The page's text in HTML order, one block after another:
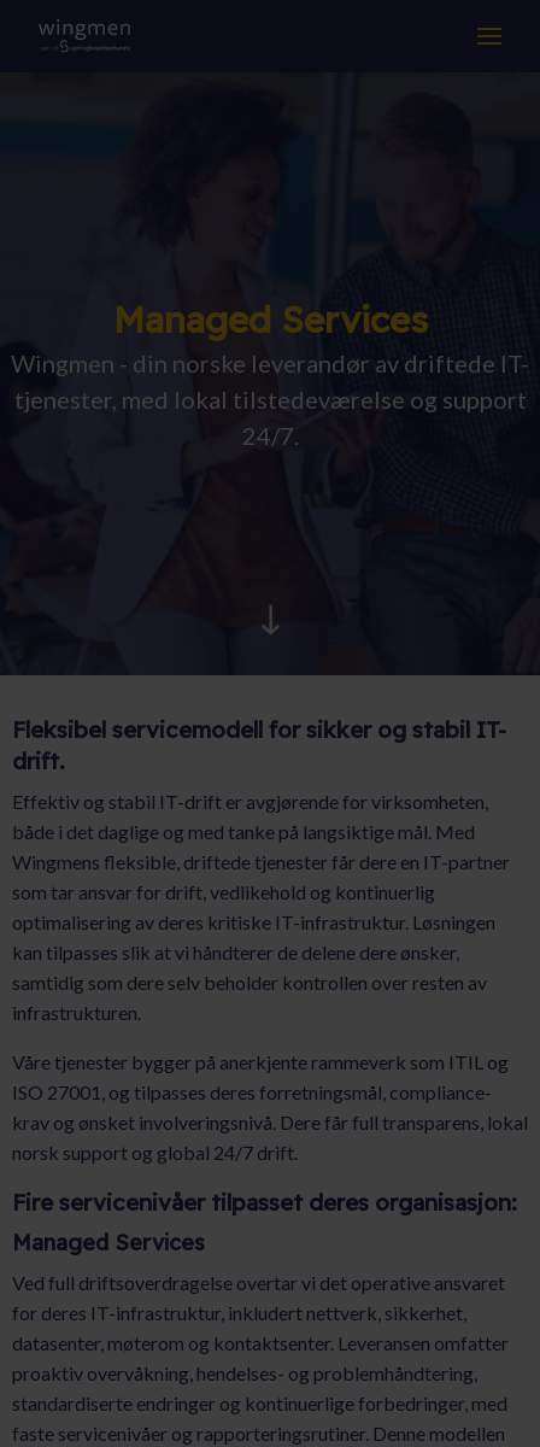
Suksesshistorier
Aktuelt
Jobb hos oss
Managed Services
Wingmen - din norske leverandør av driftede IT-
tjenester, med lokal tilstedeværelse og support
24/7.
Fleksibel servicemodell for sikker og stabil IT-
drift.
Effektiv og stabil IT-drift er avgjørende for virksomheten,
både i det daglige og med tanke på langsiktige mål. Med
Wingmens fleksible, driftede tjenester får dere en IT-partner
som tar ansvar for drift, vedlikehold og kontinuerlig
optimalisering av deres kritiske IT-infrastruktur. Løsningen
kan tilpasses slik at vi håndterer de delene dere ønsker,
samtidig som dere selv beholder kontrollen over resten av
infrastrukturen.
Våre tjenester bygger på anerkjente rammeverk som ITIL og
ISO 27001, og tilpasses deres forretningsmål, compliance-
krav og ønsket involveringsnivå. Dere får full transparens, lokal
norsk support og global 24/7 drift.
Fire servicenivåer tilpasset deres organisasjon:
Managed Services
Ved full driftsoverdragelse overtar vi det operative ansvaret
for deres IT-infrastruktur, inkludert nettverk, sikkerhet,
datasenter, møterom og kontaktsenter. Leveransen omfatter
proaktiv overvåkning, hendelses- og problemhåndtering,
standardiserte endringer og kontinuerlige forbedringer, med
faste servicenivåer og rapporteringsrutiner. Denne modellen